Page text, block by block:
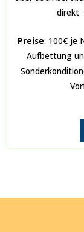
direkt
Preise: 100€ je
Aufbettung